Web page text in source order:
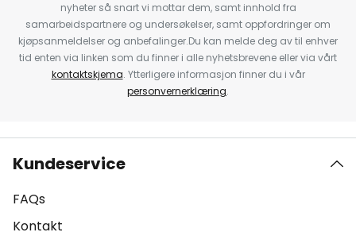
nyheter så snart vi mottar dem, samt innhold fra
samarbeidspartnere og undersøkelser, samt oppfordringer om
kjøpsanmeldelser og anbefalinger.Du kan melde deg av til enhver
tid enten via linken som du finner i alle nyhetsbrevene eller via vårt
kontaktskjema. Ytterligere informasjon finner du i vår
personvernerklæring.
Kundeservice
FAQs
Kontakt